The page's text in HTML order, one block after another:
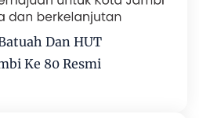
Dan HUT
Ke 80 Resmi